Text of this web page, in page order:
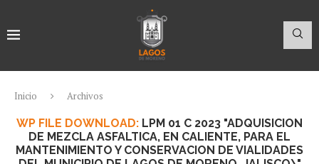
Inicio Archivos
WP FILE DOWNLOAD: LPM 01 C 2023 "ADQUISICION
DE MEZCLA ASFALTICA, EN CALIENTE, PARA EL
MANTENIMIENTO Y CONSERVACION DE VIALIDADES